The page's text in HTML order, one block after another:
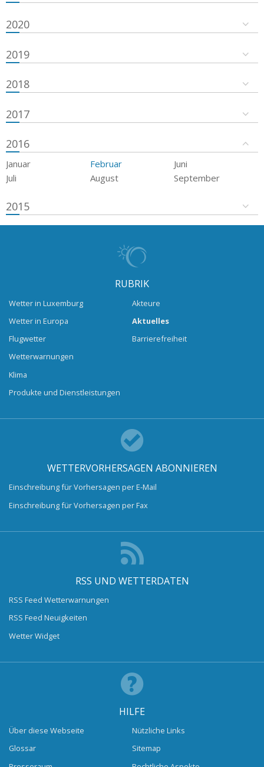
2020
2019
2018
2017
2016
Januar Februar
Juni
Juli
August September
2015
RUBRIK
Wetter in Luxemburg
Wetter in Europa
Flugwetter
Wetterwarnungen
Klima
Produkte und Dienstleistungen
Akteure
Aktuelles
Barrierefreiheit
WETTERVORHERSAGEN ABONNIEREN
Einschreibung für Vorhersagen per E-Mail
Einschreibung für Vorhersagen per Fax
RSS UND WETTERDATEN
RSS Feed Wetterwarnungen
RSS Feed Neuigkeiten
Wetter Widget
HILFE
Über diese Webseite
Glossar
Nützliche Links
Sitemap